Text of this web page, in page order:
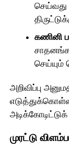
செய்வது
கணினி
செய்யும்
அறிவிப்பு
முரட்டு